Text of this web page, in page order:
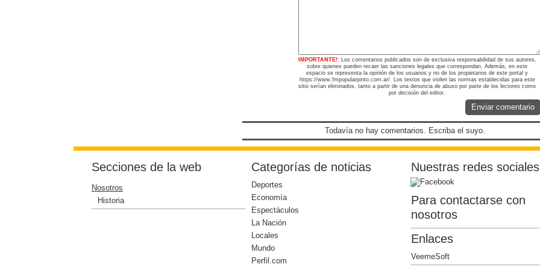
IMPORTANTE!:
Los comentarios publicados son de exclusiva responsabilidad de sus autores,
sobre quienes pueden recaer las sanciones legales que correspondan. Además, en este
espacio se representa la opinión de los usuarios y no de los propietarios de este portal y
https://www.fmpopularpinto.com.ar/. Los textos que violen las normas establecidas para este
sitio serían eliminados, tanto a partir de una denuncia de abuso por parte de los lectores como
por decisión del editor.
Enviar comentario
Todavía no hay comentarios. Escriba el suyo.
Secciones de la web
Nosotros
Historia
Categorías de noticias
Deportes
Economía
Espectáculos
La Nación
Locales
Mundo
Perfil.com
Nuestras redes sociales
Para contactarse con
nosotros
Enlaces
VeemeSoft